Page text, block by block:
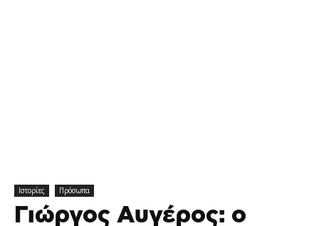
Ιστορίες Πρόσωπα
Γιώργος Αυγέρος: ο